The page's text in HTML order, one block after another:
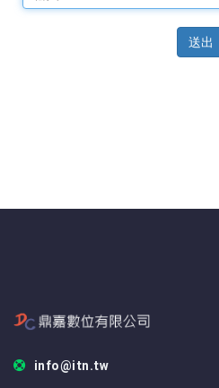
送出
info@itn.tw